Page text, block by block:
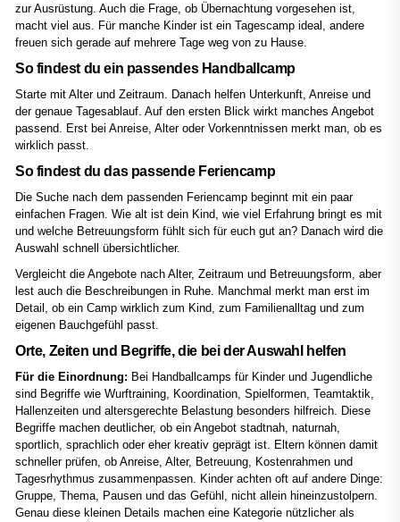
zur Ausrüstung. Auch die Frage, ob Übernachtung vorgesehen ist,
macht viel aus. Für manche Kinder ist ein Tagescamp ideal, andere
freuen sich gerade auf mehrere Tage weg von zu Hause.
So findest du ein passendes Handballcamp
Starte mit Alter und Zeitraum. Danach helfen Unterkunft, Anreise und
der genaue Tagesablauf. Auf den ersten Blick wirkt manches Angebot
passend. Erst bei Anreise, Alter oder Vorkenntnissen merkt man, ob es
wirklich passt.
So findest du das passende Feriencamp
Die Suche nach dem passenden Feriencamp beginnt mit ein paar
einfachen Fragen. Wie alt ist dein Kind, wie viel Erfahrung bringt es mit
und welche Betreuungsform fühlt sich für euch gut an? Danach wird die
Auswahl schnell übersichtlicher.
Vergleicht die Angebote nach Alter, Zeitraum und Betreuungsform, aber
lest auch die Beschreibungen in Ruhe. Manchmal merkt man erst im
Detail, ob ein Camp wirklich zum Kind, zum Familienalltag und zum
eigenen Bauchgefühl passt.
Orte, Zeiten und Begriffe, die bei der Auswahl helfen
Für die Einordnung: Bei Handballcamps für Kinder und Jugendliche
sind Begriffe wie Wurftraining, Koordination, Spielformen, Teamtaktik,
Hallenzeiten und altersgerechte Belastung besonders hilfreich. Diese
Begriffe machen deutlicher, ob ein Angebot stadtnah, naturnah,
sportlich, sprachlich oder eher kreativ geprägt ist. Eltern können damit
schneller prüfen, ob Anreise, Alter, Betreuung, Kostenrahmen und
Tagesrhythmus zusammenpassen. Kinder achten oft auf andere Dinge:
Gruppe, Thema, Pausen und das Gefühl, nicht allein hineinzustolpern.
Genau diese kleinen Details machen eine Kategorie nützlicher als